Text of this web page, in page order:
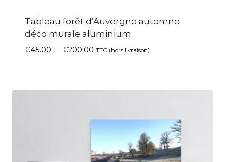
Tableau forêt d’Auvergne automne
déco murale aluminium
€45.00 – €200.00 TTC (hors livraison)